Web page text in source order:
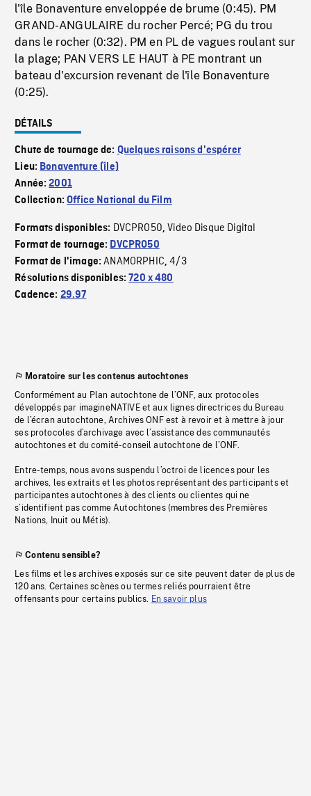
l'île Bonaventure enveloppée de brume (0:45). PM
GRAND-ANGULAIRE du rocher Percé; PG du trou
dans le rocher (0:32). PM en PL de vagues roulant sur
la plage; PAN VERS LE HAUT à PE montrant un
bateau d'excursion revenant de l'île Bonaventure
(0:25).
DÉTAILS
Chute de tournage de: Quelques raisons d'espérer
Lieu: Bonaventure (île)
Année:2001
Collection:Office National du Film
Formats disponibles: DVCPRO50,Video Disque Digital
Format de tournage: DVCPRO50
Format de l'image:ANAMORPHIC,4/3
Résolutions disponibles:720 x 480
Cadence: 29.97
Moratoire sur les contenus autochtones
Conformément au Plan autochtone de l’ONF, aux protocoles
développés par imagineNATIVE et aux lignes directrices du Bureau
de l’écran autochtone, Archives ONF est à revoir et à mettre à jour
ses protocoles d’archivage avec l’assistance des communautés
autochtones et du comité-conseil autochtone de l’ONF.
Entre-temps, nous avons suspendu l’octroi de licences pour les
archives, les extraits et les photos représentant des participants et
participantes autochtones à des clients ou clientes qui ne
s’identifient pas comme Autochtones (membres des Premières
Nations, Inuit ou Métis).
Contenu sensible?
Les films et les archives exposés sur ce site peuvent dater de plus de
120 ans. Certaines scènes ou termes reliés pourraient être
offensants pour certains publics. En savoir plus